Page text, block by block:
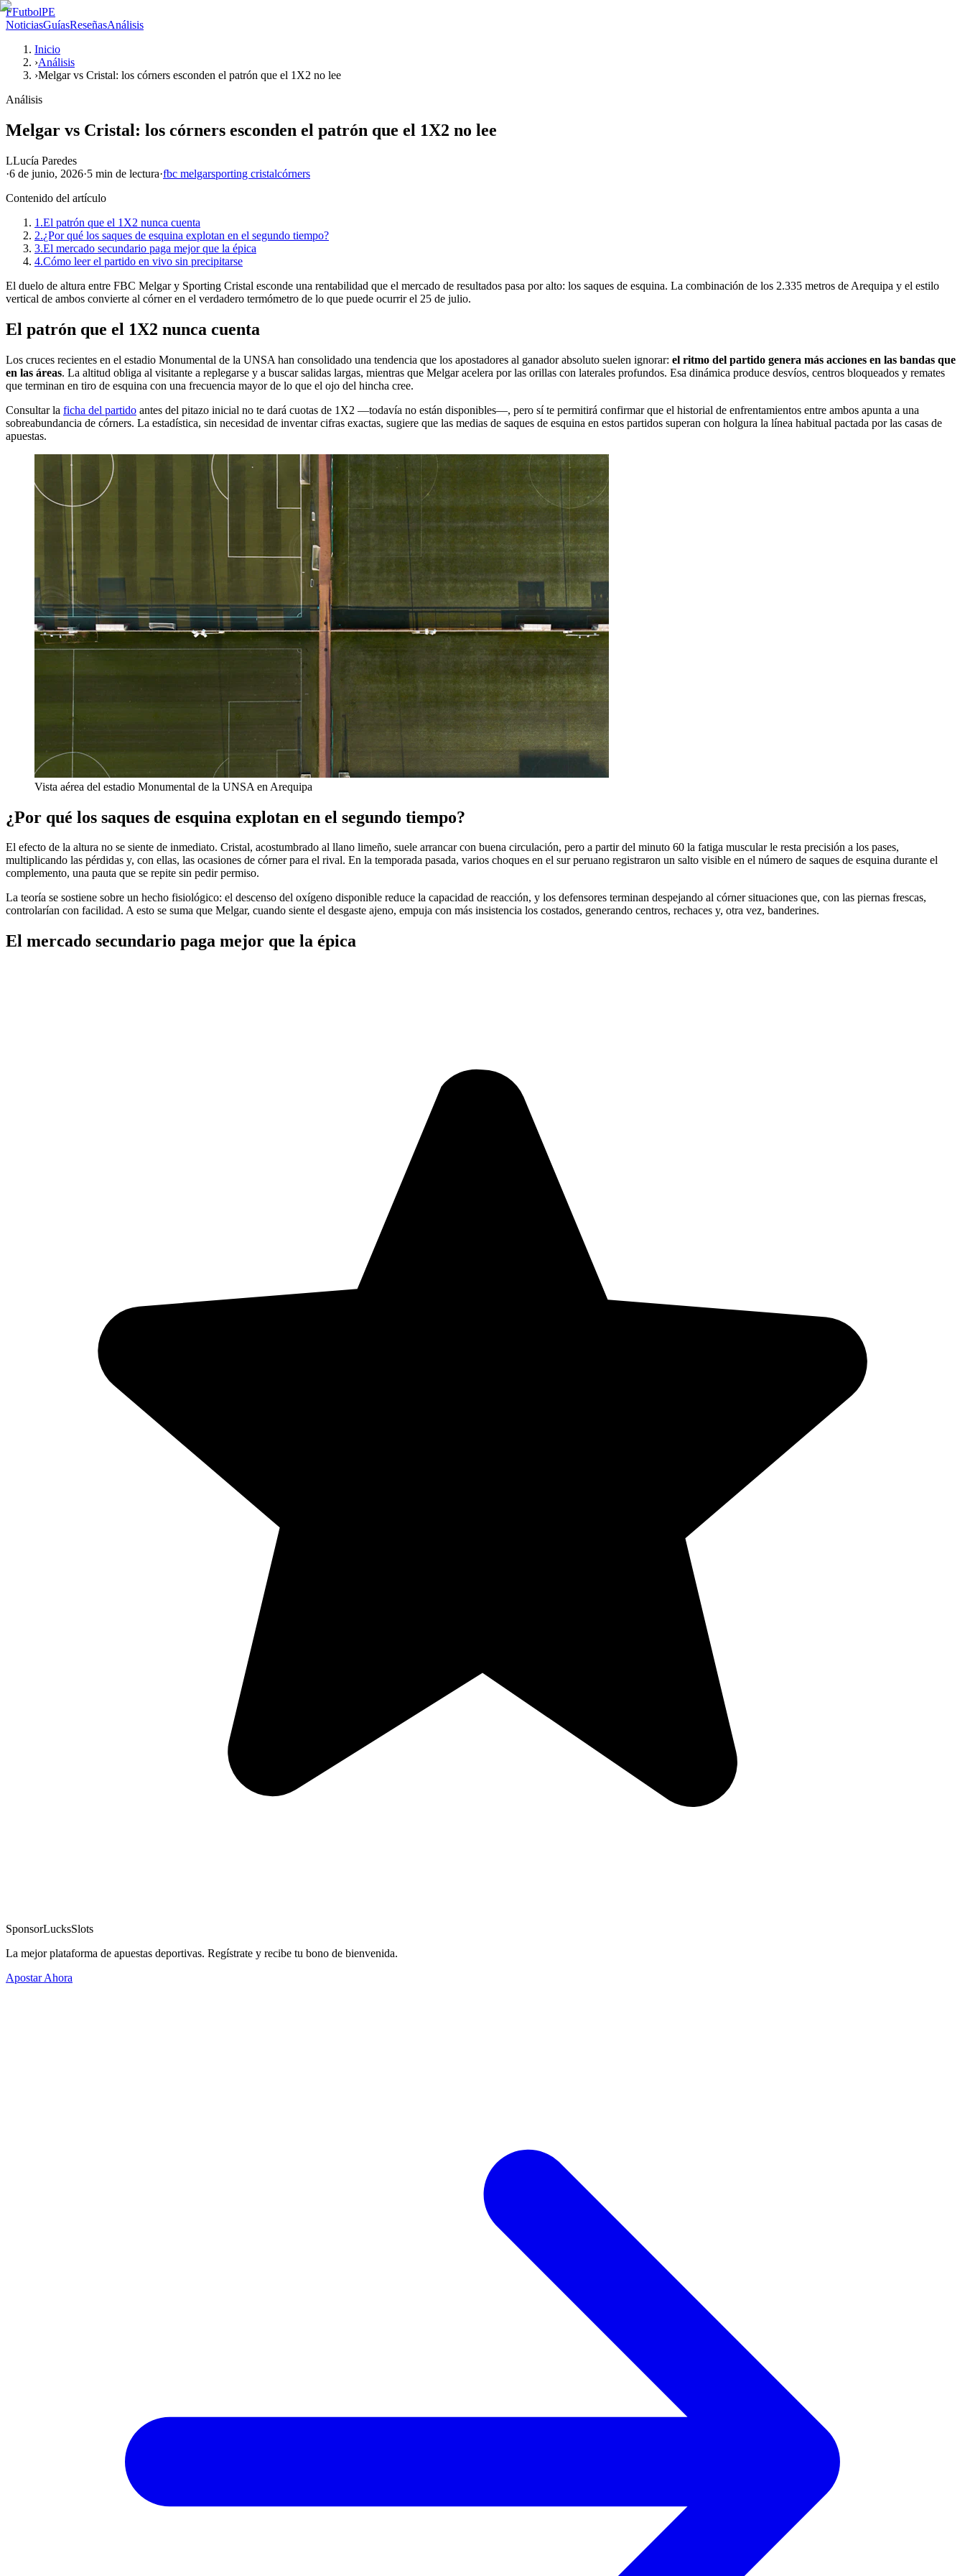
FFutbolPE
NoticiasGuíasReseñasAnálisis
Inicio
›Análisis
›Melgar vs Cristal: los córners esconden el patrón que el 1X2 no lee
Análisis
Melgar vs Cristal: los córners esconden el patrón que el 1X2 no lee
LLucía Paredes
·6 de junio, 2026·5 min de lectura·fbc melgarsporting cristalcórners
Contenido del artículo
1.El patrón que el 1X2 nunca cuenta
2.¿Por qué los saques de esquina explotan en el segundo tiempo?
3.El mercado secundario paga mejor que la épica
4.Cómo leer el partido en vivo sin precipitarse
El duelo de altura entre FBC Melgar y Sporting Cristal esconde una rentabilidad que el mercado de resultados pasa por alto: los saques de esquina. La combinación de los 2.335 metros de Arequipa y el estilo
vertical de ambos convierte al córner en el verdadero termómetro de lo que puede ocurrir el 25 de julio.
El patrón que el 1X2 nunca cuenta
Los cruces recientes en el estadio Monumental de la UNSA han consolidado una tendencia que los apostadores al ganador absoluto suelen ignorar: el ritmo del partido genera más acciones en las bandas que
en las áreas. La altitud obliga al visitante a replegarse y a buscar salidas largas, mientras que Melgar acelera por las orillas con laterales profundos. Esa dinámica produce desvíos, centros bloqueados y remates
que terminan en tiro de esquina con una frecuencia mayor de lo que el ojo del hincha cree.
Consultar la ficha del partido antes del pitazo inicial no te dará cuotas de 1X2 —todavía no están disponibles—, pero sí te permitirá confirmar que el historial de enfrentamientos entre ambos apunta a una
sobreabundancia de córners. La estadística, sin necesidad de inventar cifras exactas, sugiere que las medias de saques de esquina en estos partidos superan con holgura la línea habitual pactada por las casas de
apuestas.
Vista aérea del estadio Monumental de la UNSA en Arequipa
¿Por qué los saques de esquina explotan en el segundo tiempo?
El efecto de la altura no se siente de inmediato. Cristal, acostumbrado al llano limeño, suele arrancar con buena circulación, pero a partir del minuto 60 la fatiga muscular le resta precisión a los pases,
multiplicando las pérdidas y, con ellas, las ocasiones de córner para el rival. En la temporada pasada, varios choques en el sur peruano registraron un salto visible en el número de saques de esquina durante el
complemento, una pauta que se repite sin pedir permiso.
La teoría se sostiene sobre un hecho fisiológico: el descenso del oxígeno disponible reduce la capacidad de reacción, y los defensores terminan despejando al córner situaciones que, con las piernas frescas,
controlarían con facilidad. A esto se suma que Melgar, cuando siente el desgaste ajeno, empuja con más insistencia los costados, generando centros, rechaces y, otra vez, banderines.
El mercado secundario paga mejor que la épica
SponsorLucksSlots
La mejor plataforma de apuestas deportivas. Regístrate y recibe tu bono de bienvenida.
Apostar Ahora